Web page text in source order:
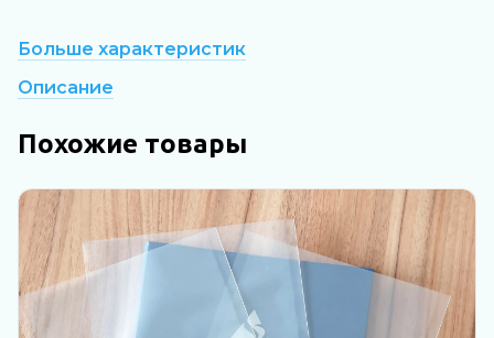
Больше характеристик
Описание
Похожие товары